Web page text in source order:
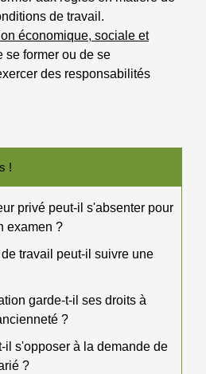
de travail.
économique, sociale et
se former ou de se
des responsabilités
!
privé peut-il s'absenter pour
examen ?
travail peut-il suivre une
garde-t-il ses droits à
?
il s'opposer à la demande de
?